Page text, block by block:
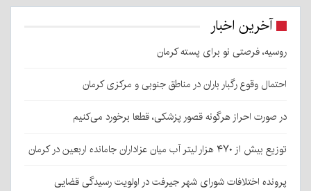
آخرین اخبار
روسیه، فرصتی نو برای پسته کرمان
احتمال وقوع رگبار باران در مناطق جنوبی و مرکزی کرمان
در صورت احراز هرگونه قصور پزشکی، قطعا برخورد می‌کنیم
توزیع بیش از ۴۷۰ هزار لیتر آب میان عزاداران جامانده اربعین در کرمان
پرونده اختلافات شورای شهر جیرفت در اولویت رسیدگی قضایی